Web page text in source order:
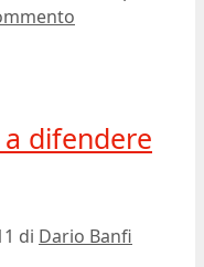
a difendere
di Dario Banfi